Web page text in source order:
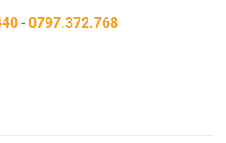
-0797.372.768